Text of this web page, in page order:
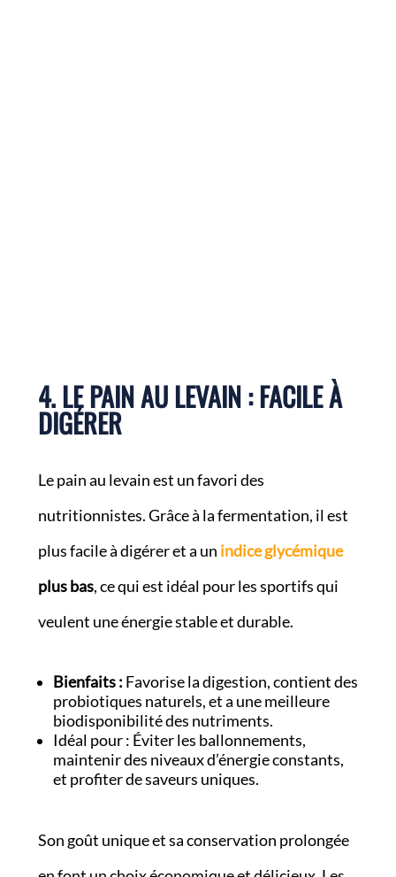
4. LE PAIN AU LEVAIN : FACILE À
DIGÉRER
Le pain au levain est un favori des
nutritionnistes. Grâce à la fermentation, il est
plus facile à digérer et a un indice glycémique
plus bas, ce qui est idéal pour les sportifs qui
veulent une énergie stable et durable.
Bienfaits : Favorise la digestion, contient des
probiotiques naturels, et a une meilleure
biodisponibilité des nutriments.
Idéal pour : Éviter les ballonnements,
maintenir des niveaux d’énergie constants,
et profiter de saveurs uniques.
Son goût unique et sa conservation prolongée